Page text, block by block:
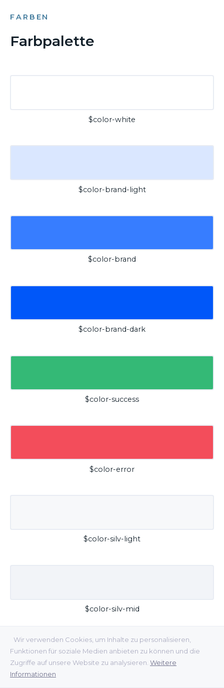
Wir verwenden Cookies, um Inhalte zu personalisieren,
Funktionen für soziale Medien anbieten zu können und die
Zugriffe auf unsere Website zu analysieren. Weitere
Informationen
FARBEN
Farbpalette
$color-white
$color-brand-light
$color-brand
$color-brand-dark
$color-success
$color-error
$color-silv-light
$color-silv-mid